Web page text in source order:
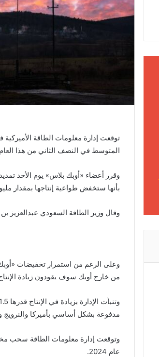
المتوسط في النصف الثاني من هذا
بأنها ستخفض طواعية إنتاجها بمقدار
وقال وزير الطاقة السعودي عبدالعزيز
وعلى الرغم من استمرار تخفيضات
من خارج أوبك سوف يقودون زيادة الإنتاج
مدفوعة بشكل أساسي بأميركا والنرويج
عام 2024.